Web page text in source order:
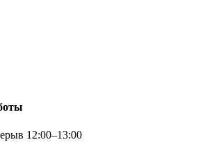
12:00–13:00